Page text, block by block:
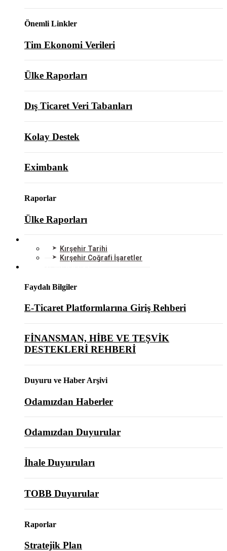
Önemli Linkler
Tim Ekonomi Verileri
Ülke Raporları
Dış Ticaret Veri Tabanları
Kolay Destek
Eximbank
Raporlar
Ülke Raporları
Kırşehir Tarihi
Kırşehir Coğrafi İşaretler
Faydalı Bilgiler
E-Ticaret Platformlarına Giriş Rehberi
FİNANSMAN, HİBE VE TEŞVİK
DESTEKLERİ REHBERİ
Duyuru ve Haber Arşivi
Odamızdan Haberler
Odamızdan Duyurular
İhale Duyuruları
TOBB Duyurular
Raporlar
Stratejik Plan